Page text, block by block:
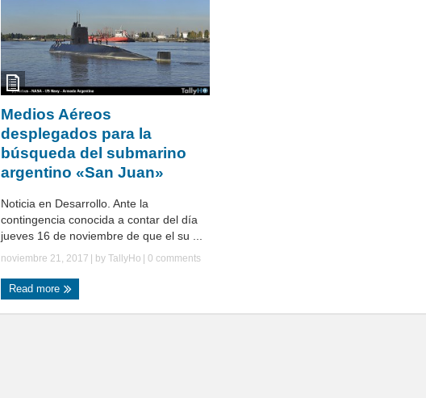
Medios Aéreos
desplegados para la
búsqueda del submarino
argentino «San Juan»
Noticia en Desarrollo. Ante la
contingencia conocida a contar del día
jueves 16 de noviembre de que el su ...
noviembre 21, 2017 | by TallyHo 0 comments
Read more